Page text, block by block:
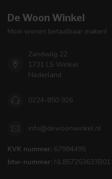
De Woon Winkel
Mooi wonen betaalbaar maken!
Zandwilg 22
1731 LS Winkel
Nederland
0224-850 926
info@dewoonwinkel.nl
KVK nummer: 67984495
btw-nummer: NL857253633B01